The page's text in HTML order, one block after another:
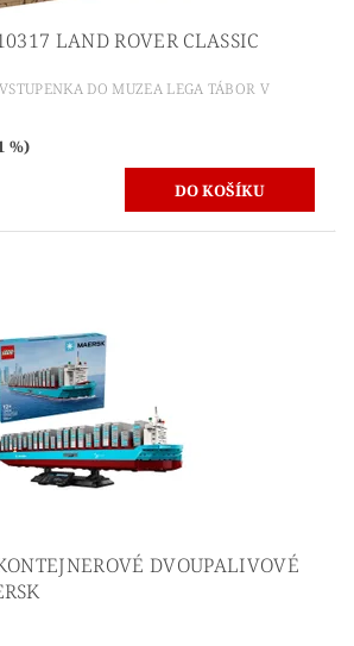
LAND ROVER CLASSIC
DO MUZEA LEGA TÁBOR V
%)
DVOUPALIVOVÉ